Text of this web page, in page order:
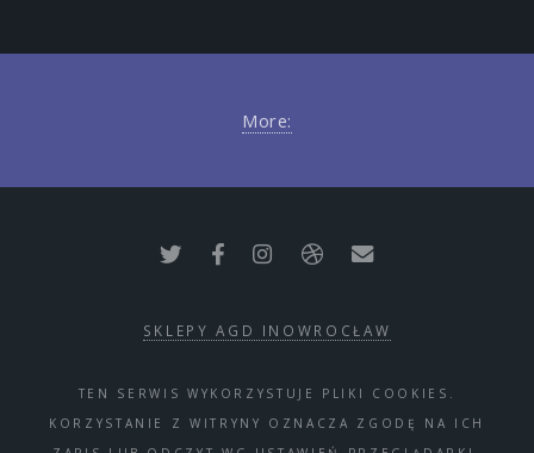
More:
SKLEPY AGD INOWROCŁAW
TEN SERWIS WYKORZYSTUJE PLIKI COOKIES.
KORZYSTANIE Z WITRYNY OZNACZA ZGODĘ NA ICH